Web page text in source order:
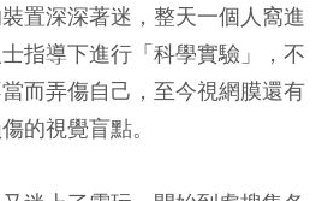
置深深著迷，整天一個人窩進
指導下進行「科學實驗」，不
而弄傷自己，至今視網膜還有
的視覺盲點。